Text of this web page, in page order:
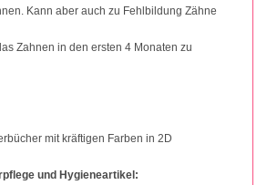
Kann aber auch zu Fehlbildung Zähne
Zahnen in den ersten 4 Monaten zu
mit kräftigen Farben in 2D
und Hygieneartikel: